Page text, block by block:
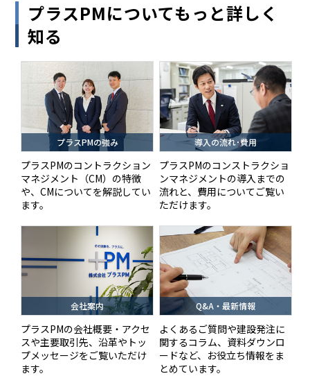
プラスPMについてもっと詳しく
知る
プラスPMの強み
プラスPMのコントラクション
マネジメント（CM）の特徴
や、CMについてを解説してい
ます。
導入の流れ･費用
プラスPMのコンストラクショ
ンマネジメントの導入までの
流れと、費用についてご覧い
ただけます。
会社案内
プラスPMの会社概要・アクセ
スや主要取引先、沿革やトッ
プメッセージをご覧いただけ
ます。
Q&A・最新情報
よくあるご質問や建設発注に
関するコラム、資料ダウンロ
ードなど、お役立ち情報をま
とめています。